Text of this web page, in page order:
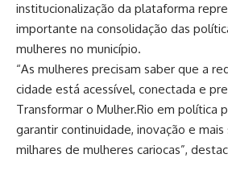
institucionalização da plataforma
importante na consolidação das
mulheres no município.
“As mulheres precisam saber que a
cidade está acessível, conectada e
Transformar o Mulher.Rio em política
garantir continuidade, inovação e mais
milhares de mulheres cariocas”,